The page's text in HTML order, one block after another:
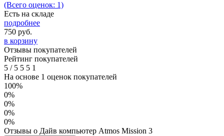
(Всего оценок: 1)
Есть на складе
подробнее
750 руб.
в корзину
Отзывы покупателей
Рейтинг покупателей
5 /5 5 5 1
На основе 1 оценок покупателей
100%
0%
0%
0%
0%
Отзывы о Дайв компьютер Atmos Mission 3